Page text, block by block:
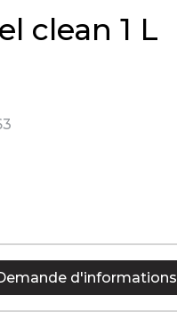
clean 1 L
d'informations